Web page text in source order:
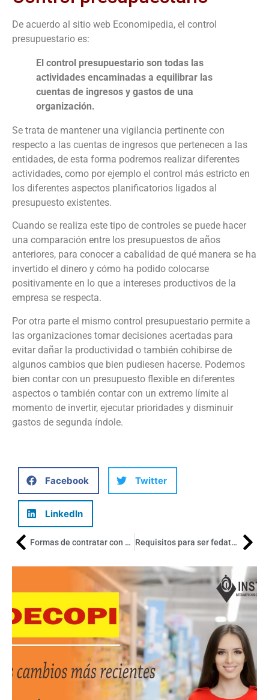
De acuerdo al sitio web Economipedia, el control
presupuestario es:
El control presupuestario son todas las
actividades encaminadas a equilibrar las
cuentas de ingresos y gastos de una
organización.
Se trata de mantener una vigilancia pertinente con
respecto a las cuentas de ingresos que pertenecen a las
entidades, de esta forma podremos realizar diferentes
actividades, como por ejemplo el control más estricto en
los diferentes aspectos planificatorios ligados al
presupuesto existentes.
Cuando se realiza este tipo de controles se puede hacer
una comparación entre los presupuestos de años
anteriores, para conocer a cabalidad de qué manera se ha
invertido el dinero y cómo ha podido colocarse
positivamente en lo que a intereses productivos de la
empresa se respecta.
Por otra parte el mismo control presupuestario permite a
las organizaciones tomar decisiones acertadas para
evitar dañar la productividad o también cohibirse de
algunos cambios que bien pudiesen hacerse. Podemos
bien contar con un presupuesto flexible en diferentes
aspectos o también contar con un extremo límite al
momento de invertir, ejecutar prioridades y disminuir
gastos de segunda índole.
Facebook Twitter
LinkedIn
Formas de contratar con el Estado Requisitos para ser fedatario informático